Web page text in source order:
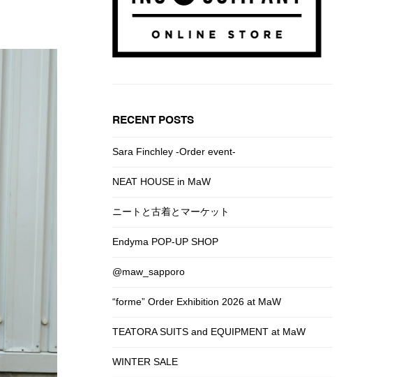
RECENT POSTS
Sara Finchley -Order event-
NEAT HOUSE in MaW
ニートと古着とマーケット
Endyma POP-UP SHOP
@maw_sapporo
“forme” Order Exhibition 2026 at MaW
TEATORA SUITS and EQUIPMENT at MaW
WINTER SALE